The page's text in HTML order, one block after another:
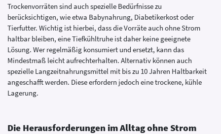
Trockenvorräten sind auch spezielle Bedürfnisse zu
berücksichtigen, wie etwa Babynahrung, Diabetikerkost oder
Tierfutter. Wichtig ist hierbei, dass die Vorräte auch ohne Strom
haltbar bleiben, eine Tiefkühltruhe ist daher keine geeignete
Lösung. Wer regelmäßig konsumiert und ersetzt, kann das
Mindestmaß leicht aufrechterhalten. Alternativ können auch
spezielle Langzeitnahrungsmittel mit bis zu 10 Jahren Haltbarkeit
angeschafft werden. Diese erfordern jedoch eine trockene, kühle
Lagerung.
Die Herausforderungen im Alltag ohne Strom